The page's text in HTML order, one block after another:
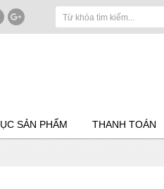
SẢN PHẨM THANH TOÁN